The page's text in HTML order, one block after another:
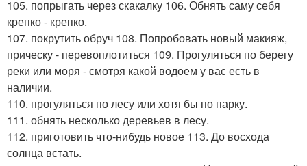
105. попрыгать через скакалку 106. Обнять саму себя
крепко - крепко.
107. покрутить обруч 108. Попробовать новый макияж,
прическу - перевоплотиться 109. Прогуляться по берегу
реки или моря - смотря какой водоем у вас есть в
наличии.
110. прогуляться по лесу или хотя бы по парку.
111. обнять несколько деревьев в лесу.
112. приготовить что-нибудь новое 113. До восхода
солнца встать.